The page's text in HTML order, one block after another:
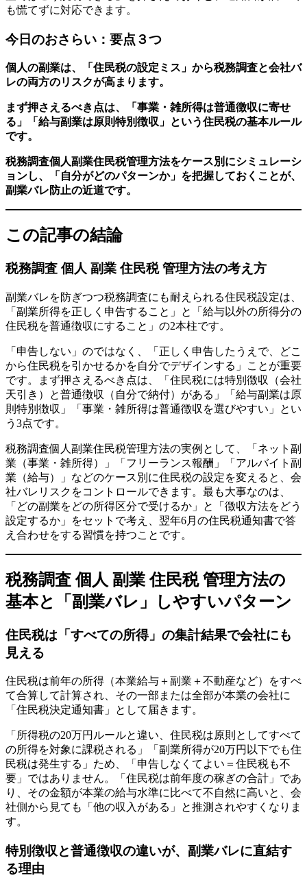
も慌てずに対応できます。
今日のおさらい：要点３つ
個人の副業は、「住民税の設定ミス」から税務調査と会社バ
レの両方のリスクが高まります。
まず押さえるべき点は、「事業・雑所得は普通徴収に寄せ
る」「給与副業は原則特別徴収」という住民税の基本ルール
です。
税務調査個人副業住民税管理方法をケース別にシミュレーシ
ョンし、「自分がどのパターンか」を把握しておくことが、
副業バレ防止の近道です。
この記事の結論
税務調査 個人 副業 住民税 管理方法の考え方
副業バレを防ぎつつ税務調査にも耐えられる住民税設定は、
「副業所得を正しく申告すること」と「給与以外の所得分の
住民税を普通徴収にすること」の2本柱です。
「申告しない」のではなく、「正しく申告したうえで、どこ
から住民税を引かせるかを自分でデザインする」ことが重要
です。まず押さえるべき点は、「住民税には特別徴収（会社
天引き）と普通徴収（自分で納付）がある」「給与副業は原
則特別徴収」「事業・雑所得は普通徴収を選びやすい」とい
う3点です。
税務調査個人副業住民税管理方法の実例として、「ネット副
業（事業・雑所得）」「フリーランス報酬」「アルバイト副
業（給与）」などのケース別に住民税の設定を変えると、会
社バレリスクをコントロールできます。最も大事なのは、
「どの副業をどの所得区分で受けるか」と「徴収方法をどう
設定するか」をセットで考え、翌年6月の住民税通知書で答
え合わせをする習慣を持つことです。
税務調査 個人 副業 住民税 管理方法の
基本と「副業バレ」しやすいパターン
住民税は「すべての所得」の集計結果で会社にも
見える
住民税は前年の所得（本業給与＋副業＋不動産など）をすべ
て合算して計算され、その一部または全部が本業の会社に
「住民税決定通知書」として届きます。
「所得税の20万円ルールと違い、住民税は原則としてすべて
の所得を対象に課税される」「副業所得が20万円以下でも住
民税は発生する」ため、「申告しなくてよい＝住民税も不
要」ではありません。「住民税は前年度の稼ぎの合計」であ
り、その金額が本業の給与水準に比べて不自然に高いと、会
社側から見ても「他の収入がある」と推測されやすくなりま
す。
特別徴収と普通徴収の違いが、副業バレに直結す
る理由